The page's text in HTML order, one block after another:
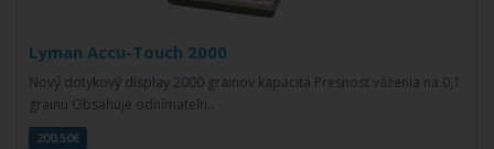
Lyman Accu-Touch 2000
Nový dotykový display 2000 grainov kapacita Presnosť váženia na 0,1
grainu Obsahuje odnímateľn..
200,50€